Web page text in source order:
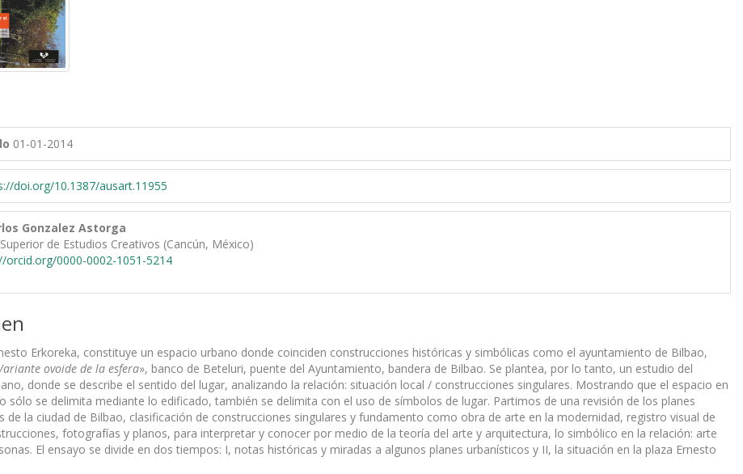
01-01-2014
doi.org/10.1387/ausart.11955
Gonzalez Astorga
de Estudios Creativos (Cancún, México)
orcid.org/0000-0002-1051-5214
Erkoreka, constituye un espacio urbano donde coinciden construcciones históri­cas y simbólicas como el ayuntamiento de Bilbao,
ovoide de la esfera», banco de Bete­luri, puente del Ayuntamiento, bandera de Bilbao. Se plantea, por lo tanto, un estudio del
donde se describe el sentido del lugar, analizando la relación: situación local / construcciones singulares. Mostrando que el espacio en
sólo se delimita mediante lo edificado, también se delimita con el uso de símbolos de lugar. Partimos de una revisión de los planes
de la ciudad de Bilbao, clasificación de construcciones singulares y fundamento como obra de arte en la modernidad, registro visual de
fotografías y planos, para interpretar y conocer por medio de la teoría del arte y arquitectura, lo simbólico en la relación: arte
El ensayo se divide en dos tiempos: I, notas históricas y miradas a algunos planes urbanísticos y II, la situación en la plaza Ernesto